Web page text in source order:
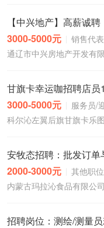
【中兴地产】高薪诚
3000-5000元 销售代表
通辽市中兴房地产开发有
甘旗卡幸运咖招聘店
3000-5000元 服务员/
科尔沁左翼后旗甘旗卡乐
安牧态招聘：批发订单
2000-3000元 其他职位
内蒙古玛拉沁食品有限公司
招聘岗位：测绘/测量